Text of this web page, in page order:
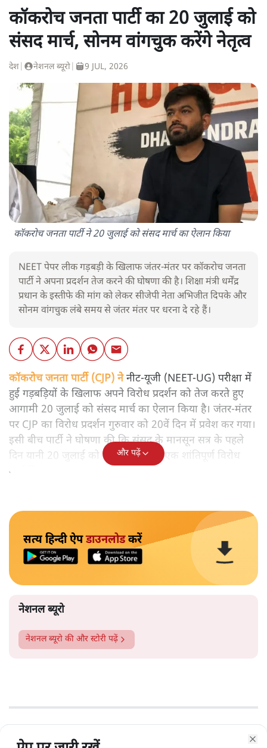
कॉकरोच जनता पार्टी का 20 जुलाई को
संसद मार्च, सोनम वांगचुक करेंगे नेतृत्व
देश नेशनल ब्यूरो 9 JUL, 2026
कॉकरोच जनता पार्टी ने 20 जुलाई को संसद मार्च का ऐलान किया
NEET पेपर लीक गड़बड़ी के खिलाफ जंतर-मंतर पर कॉकरोच जनता
पार्टी ने अपना प्रदर्शन तेज करने की घोषणा की है। शिक्षा मंत्री धर्मेंद्र
प्रधान के इस्तीफे की मांग को लेकर सीजेपी नेता अभिजीत दिपके और
सोनम वांगचुक लंबे समय से जंतर मंतर पर धरना दे रहे हैं।
कॉकरोच जनता पार्टी (CJP) नेनीट-यूजी (NEET-UG) परीक्षा में
हुई गड़बड़ियों के खिलाफ अपने विरोध प्रदर्शन को तेज करते हुए
आगामी 20 जुलाई को संसद मार्च का ऐलान किया है। जंतर-मंतर
पर CJP का विरोध प्रदर्शन गुरुवार को 20वें दिन में प्रवेश कर गया।
इसी बीच पार्टी ने घोषणा की कि संसद के मानसून सत्र के पहले
दिन यानी 20 जुलाई को संसद भवन तक एक शांतिपूर्ण विरोध
मार्च निकाला जाएगा।
और पढ़ें
सत्य हिन्दी ऐपडाउनलोडकरें
नेशनल ब्यूरो
नेशनल ब्यूरो की और स्टोरी पढ़ें